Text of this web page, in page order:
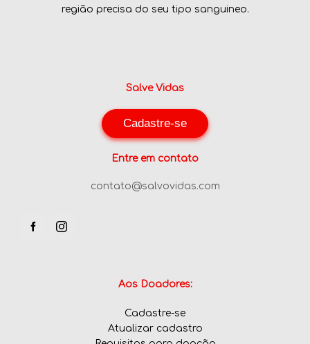
região precisa do seu tipo sanguineo.
Salve Vidas
Cadastre-se
Entre em contato
contato@salvovidas.com
Aos Doadores:
Cadastre-se
Atualizar cadastro